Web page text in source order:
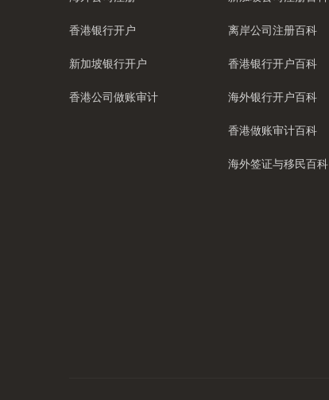
香港银行开户
新加坡银行开户
香港公司做账审计
离岸公司注册百科
香港银行开户百科
海外银行开户百科
香港做账审计百科
海外签证与移民百科